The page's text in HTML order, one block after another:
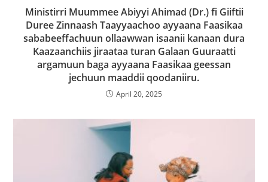
Ministirri Muummee Abiyyi Ahimad (Dr.) fi Giiftii
Duree Zinnaash Taayyaachoo ayyaana Faasikaa
sababeeffachuun ollaawwan isaanii kanaan dura
Kaazaanchiis jiraataa turan Galaan Guuraatti
argamuun baga ayyaana Faasikaa geessan
jechuun maaddii qoodaniiru.
April 20, 2025